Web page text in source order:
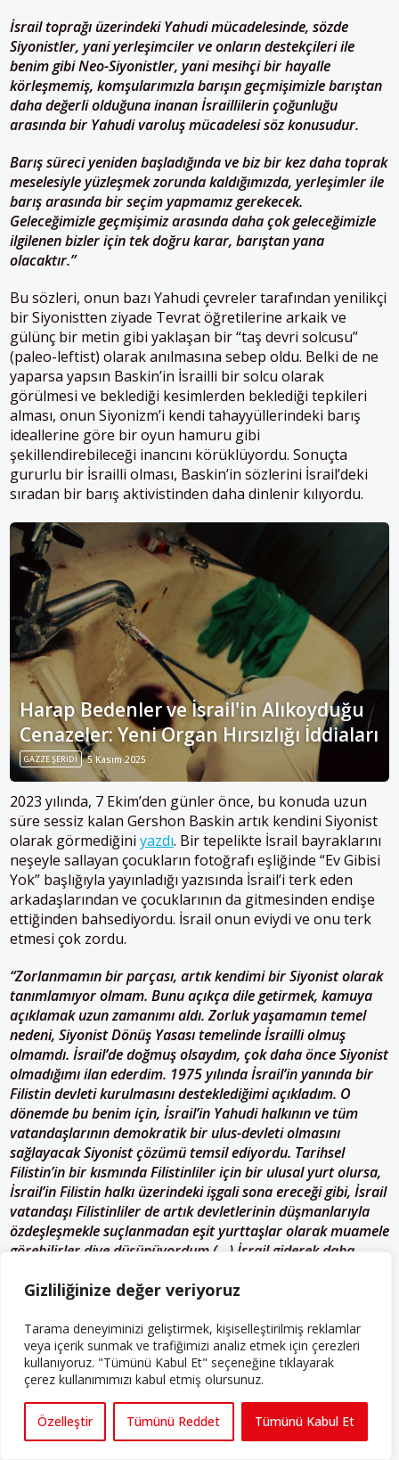
Gizliliğinize değer veriyoruz
Tarama deneyiminizi geliştirmek, kişiselleştirilmiş reklamlar
veya içerik sunmak ve trafiğimizi analiz etmek için çerezleri
kullanıyoruz. "Tümünü Kabul Et" seçeneğine tıklayarak
çerez kullanımımızı kabul etmiş olursunuz.
Özelleştir Tümünü Reddet Tümünü Kabul Et
İsrail toprağı üzerindeki Yahudi mücadelesinde, sözde
Siyonistler, yani yerleşimciler ve onların destekçileri ile
benim gibi Neo-Siyonistler, yani mesihçi bir hayalle
körleşmemiş, komşularımızla barışın geçmişimizle barıştan
daha değerli olduğuna inanan İsraillilerin çoğunluğu
arasında bir Yahudi varoluş mücadelesi söz konusudur.
Barış süreci yeniden başladığında ve biz bir kez daha toprak
meselesiyle yüzleşmek zorunda kaldığımızda, yerleşimler ile
barış arasında bir seçim yapmamız gerekecek.
Geleceğimizle geçmişimiz arasında daha çok geleceğimizle
ilgilenen bizler için tek doğru karar, barıştan yana
olacaktır.”
Bu sözleri, onun bazı Yahudi çevreler tarafından yenilikçi
bir Siyonistten ziyade Tevrat öğretilerine arkaik ve
gülünç bir metin gibi yaklaşan bir “taş devri solcusu”
(paleo-leftist) olarak anılmasına sebep oldu. Belki de ne
yaparsa yapsın Baskin’in İsrailli bir solcu olarak
görülmesi ve beklediği kesimlerden beklediği tepkileri
alması, onun Siyonizm’i kendi tahayyüllerindeki barış
ideallerine göre bir oyun hamuru gibi
şekillendirebileceği inancını körüklüyordu. Sonuçta
gururlu bir İsrailli olması, Baskin’in sözlerini İsrail’deki
sıradan bir barış aktivistinden daha dinlenir kılıyordu.
Harap Bedenler ve İsrail'in Alıkoyduğu
Cenazeler: Yeni Organ Hırsızlığı İddiaları
GAZZE ŞERIDI 5 Kasım 2025
2023 yılında, 7 Ekim’den günler önce, bu konuda uzun
süre sessiz kalan Gershon Baskin artık kendini Siyonist
olarak görmediğini yazdı. Bir tepelikte İsrail bayraklarını
neşeyle sallayan çocukların fotoğrafı eşliğinde “Ev Gibisi
Yok” başlığıyla yayınladığı yazısında İsrail’i terk eden
arkadaşlarından ve çocuklarının da gitmesinden endişe
ettiğinden bahsediyordu. İsrail onun eviydi ve onu terk
etmesi çok zordu.
“Zorlanmamın bir parçası, artık kendimi bir Siyonist olarak
tanımlamıyor olmam. Bunu açıkça dile getirmek, kamuya
açıklamak uzun zamanımı aldı. Zorluk yaşamamın temel
nedeni, Siyonist Dönüş Yasası temelinde İsrailli olmuş
olmamdı. İsrail’de doğmuş olsaydım, çok daha önce Siyonist
olmadığımı ilan ederdim. 1975 yılında İsrail’in yanında bir
Filistin devleti kurulmasını desteklediğimi açıkladım. O
dönemde bu benim için, İsrail’in Yahudi halkının ve tüm
vatandaşlarının demokratik bir ulus-devleti olmasını
sağlayacak Siyonist çözümü temsil ediyordu. Tarihsel
Filistin’in bir kısmında Filistinliler için bir ulusal yurt olursa,
İsrail’in Filistin halkı üzerindeki işgali sona ereceği gibi, İsrail
vatandaşı Filistinliler de artık devletlerinin düşmanlarıyla
özdeşleşmekle suçlanmadan eşit yurttaşlar olarak muamele
görebilirler diye düşünüyordum.(…) İsrail giderek daha
gündemi ne dinî sağ partilerin ne de sivil toplum
kurduğum ve uğruna çalıştığım bir gerçeği tasavvur etmek
neredeyse imkânsız görünüyor.
Bugün ve uzun yıllardır Siyonizm adına yapılanlar, benim
değer verdiğim her şeyin tam karşısında duran eylemler.
Siyonist tepkiler; Filistin topraklarında daha fazla yerleşim
inşa etmek, Filistin köylerini haritadan silmek, masum